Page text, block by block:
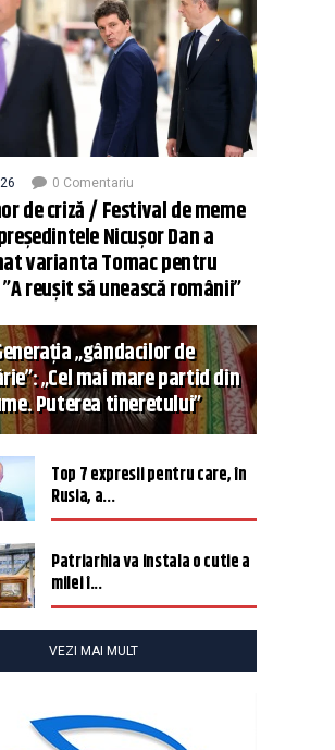
0 Comentariu
de criză / Festival de meme
Nicușor Dan a
varianta Tomac pentru
reușit să unească românii”
„gândacilor de
„Cel mai mare partid din
Puterea tineretului”
Top 7 expresii pentru care, în
Rusia, a...
Patriarhia va instala o cutie a
milei î...
VEZI MAI MULT